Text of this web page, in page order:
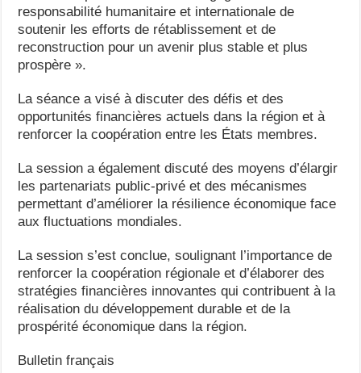
responsabilité humanitaire et internationale de
soutenir les efforts de rétablissement et de
reconstruction pour un avenir plus stable et plus
prospère ».
La séance a visé à discuter des défis et des
opportunités financières actuels dans la région et à
renforcer la coopération entre les États membres.
La session a également discuté des moyens d’élargir
les partenariats public-privé et des mécanismes
permettant d’améliorer la résilience économique face
aux fluctuations mondiales.
La session s’est conclue, soulignant l’importance de
renforcer la coopération régionale et d’élaborer des
stratégies financières innovantes qui contribuent à la
réalisation du développement durable et de la
prospérité économique dans la région.
Bulletin français